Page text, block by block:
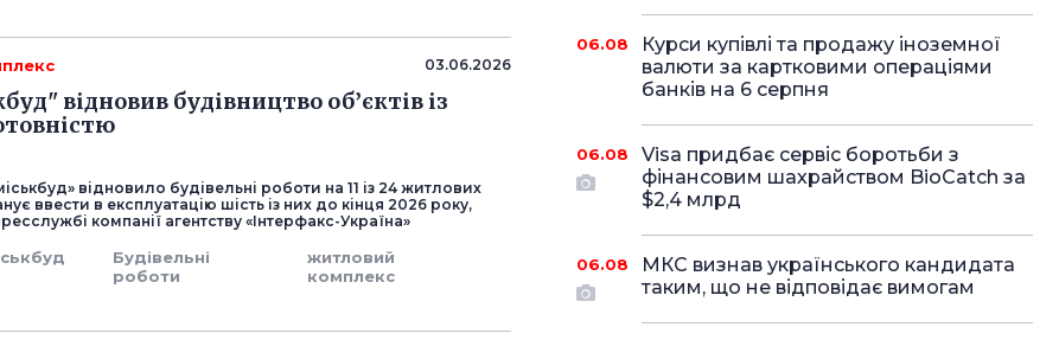
03.06.2026
відновив будівництво об’єктів із
відновило будівельні роботи на 11 із 24 житлових
ввести в експлуатацію шість із них до кінця 2026 року,
компанії агентству «Інтерфакс-Україна»
Будівельні
роботи
житловий
комплекс
06.08
Курси купівлі та продажу іноземної
валюти за картковими операціями
банків на 6 серпня
06.08
Visa придбає сервіс боротьби з
фінансовим шахрайством BioCatch за
$2,4 млрд
06.08
МКС визнав українського кандидата
таким, що не відповідає вимогам